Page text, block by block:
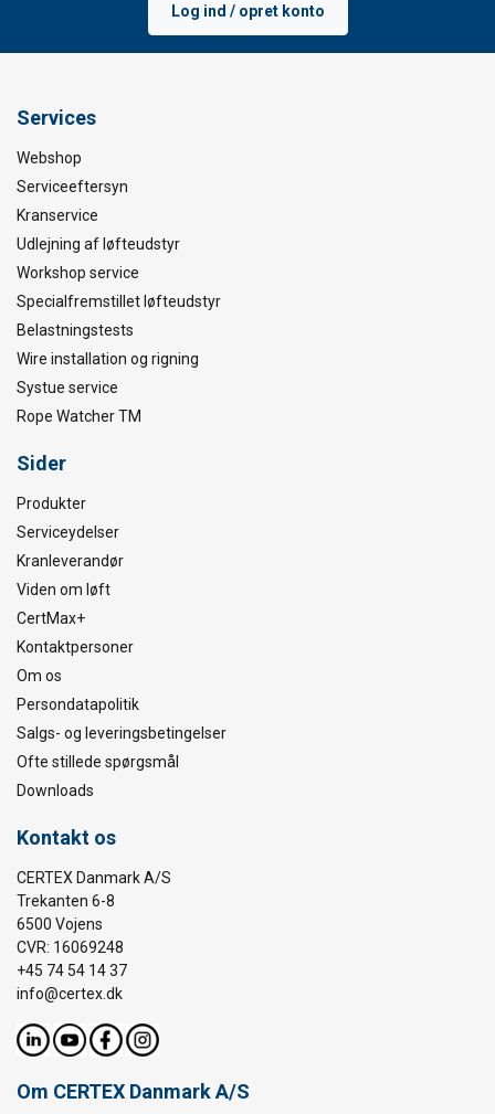
Log ind / opret konto
Services
Webshop
Serviceeftersyn
Kranservice
Udlejning af løfteudstyr
Workshop service
Specialfremstillet løfteudstyr
Belastningstests
Wire installation og rigning
Systue service
Rope Watcher TM
Sider
Produkter
Serviceydelser
Kranleverandør
Viden om løft
CertMax+
Kontaktpersoner
Om os
Persondatapolitik
Salgs- og leveringsbetingelser
Ofte stillede spørgsmål
Downloads
Kontakt os
CERTEX Danmark A/S
Trekanten 6-8
6500 Vojens
CVR: 16069248
+45 74 54 14 37
info@certex.dk
Om CERTEX Danmark A/S